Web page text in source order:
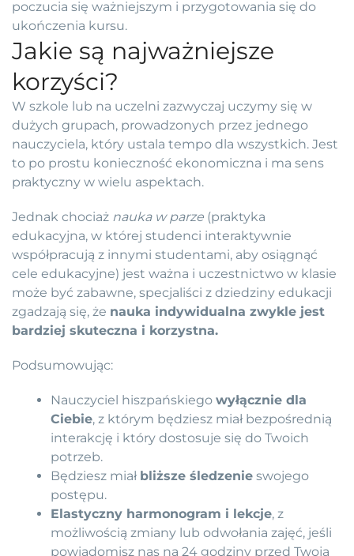
poczucia się ważniejszym i przygotowania się do
ukończenia kursu.
Jakie są najważniejsze
korzyści?
W szkole lub na uczelni zazwyczaj uczymy się w
dużych grupach, prowadzonych przez jednego
nauczyciela, który ustala tempo dla wszystkich. Jest
to po prostu konieczność ekonomiczna i ma sens
praktyczny w wielu aspektach.
Jednak chociaż nauka w parze (praktyka
edukacyjna, w której studenci interaktywnie
współpracują z innymi studentami, aby osiągnąć
cele edukacyjne) jest ważna i uczestnictwo w klasie
może być zabawne, specjaliści z dziedziny edukacji
zgadzają się, że nauka indywidualna zwykle jest
bardziej skuteczna i korzystna.
Podsumowując:
Nauczyciel hiszpańskiegowyłącznie dla
Ciebie, z którym będziesz miał bezpośrednią
interakcję i który dostosuje się do Twoich
potrzeb.
Będziesz miał bliższe śledzenie swojego
postępu.
Elastyczny harmonogram i lekcje, z
możliwością zmiany lub odwołania zajęć, jeśli
powiadomisz nas na 24 godziny przed Twoją